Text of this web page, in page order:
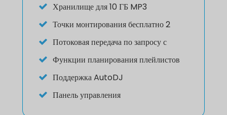
Хранилище для 10 ГБ MP3
Точки монтирования бесплатно 2
Потоковая передача по запросу с
Функции планирования плейлистов
Поддержка AutoDJ
Панель управления